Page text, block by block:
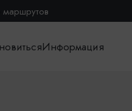
маршрутов
Информация